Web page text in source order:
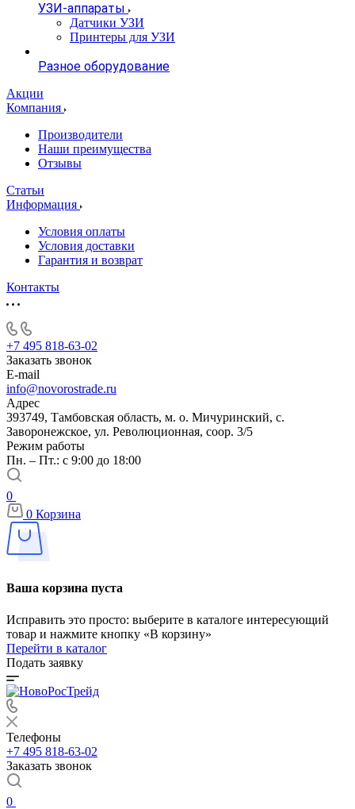
УЗИ-аппараты
Датчики УЗИ
Принтеры для УЗИ
Разное оборудование
Акции
Компания
Производители
Наши преимущества
Отзывы
Статьи
Информация
Условия оплаты
Условия доставки
Гарантия и возврат
Контакты
+7 495 818-63-02
Заказать звонок
E-mail
info@novorostrade.ru
Адрес
393749, Тамбовская область, м. о. Мичуринский, с.
Заворонежское, ул. Революционная, соор. 3/5
Режим работы
Пн. – Пт.: с 9:00 до 18:00
0
0 Корзина
Ваша корзина пуста
Исправить это просто: выберите в каталоге интересующий
товар и нажмите кнопку «В корзину»
Перейти в каталог
Подать заявку
Телефоны
+7 495 818-63-02
Заказать звонок
0